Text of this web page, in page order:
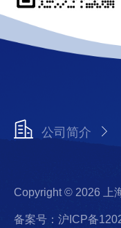
公司简介
Copyright © 2026 上
备案号：沪ICP备